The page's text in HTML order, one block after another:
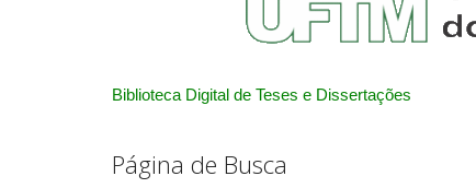
Biblioteca Digital de Teses e Dissertações
Página de Busca